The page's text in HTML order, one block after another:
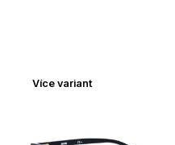
Více variant